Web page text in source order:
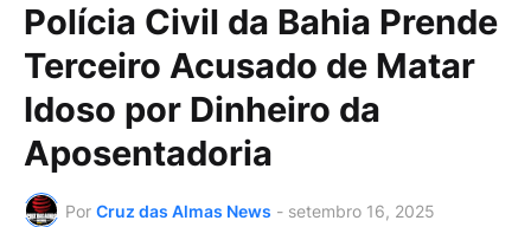
Polícia Civil da Bahia Prende
Terceiro Acusado de Matar
Idoso por Dinheiro da
Aposentadoria
Por Cruz das Almas News - setembro 16, 2025